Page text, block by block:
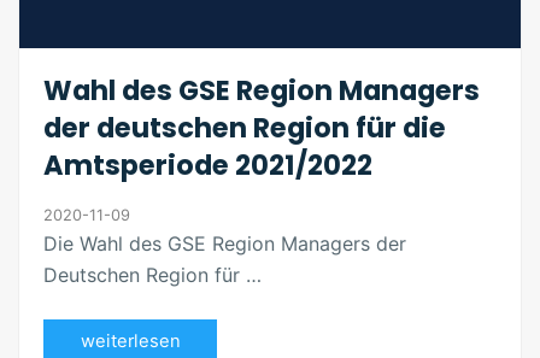
Wahl des GSE Region Managers
der deutschen Region für die
Amtsperiode 2021/2022
2020-11-09
Die Wahl des GSE Region Managers der
Deutschen Region für …
weiterlesen